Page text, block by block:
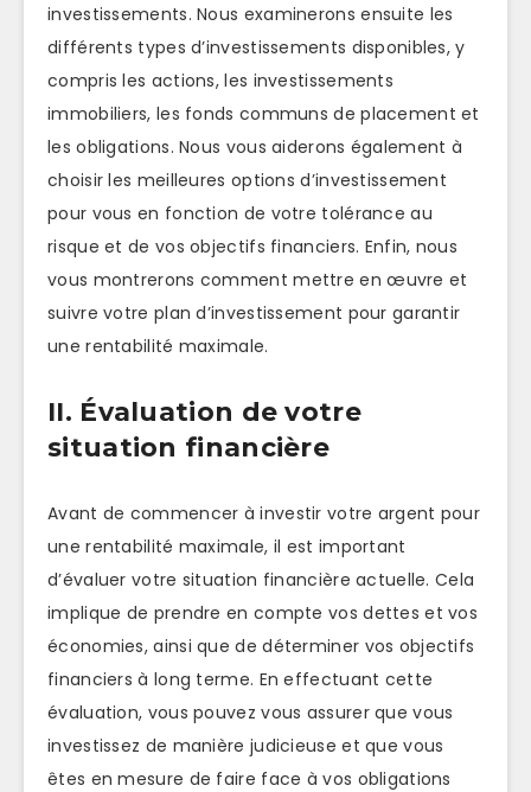
investissements. Nous examinerons ensuite les
différents types d’investissements disponibles, y
compris les actions, les investissements
immobiliers, les fonds communs de placement et
les obligations. Nous vous aiderons également à
choisir les meilleures options d’investissement
pour vous en fonction de votre tolérance au
risque et de vos objectifs financiers. Enfin, nous
vous montrerons comment mettre en œuvre et
suivre votre plan d’investissement pour garantir
une rentabilité maximale.
II. Évaluation de votre
situation financière
Avant de commencer à investir votre argent pour
une rentabilité maximale, il est important
d’évaluer votre situation financière actuelle. Cela
implique de prendre en compte vos dettes et vos
économies, ainsi que de déterminer vos objectifs
financiers à long terme. En effectuant cette
évaluation, vous pouvez vous assurer que vous
investissez de manière judicieuse et que vous
êtes en mesure de faire face à vos obligations